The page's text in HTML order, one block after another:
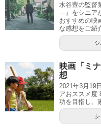
水谷豊の監督
―』をシニア
おすすめの映
な感想をご紹
映画『ミ
想
2021年3月19
アおススメ度
功を目指し、